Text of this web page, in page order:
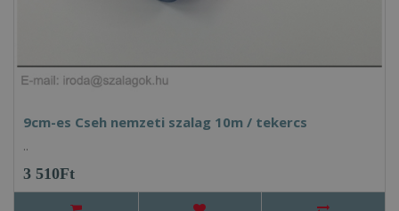
9cm-es Cseh nemzeti szalag 10m / tekercs
..
3 510Ft